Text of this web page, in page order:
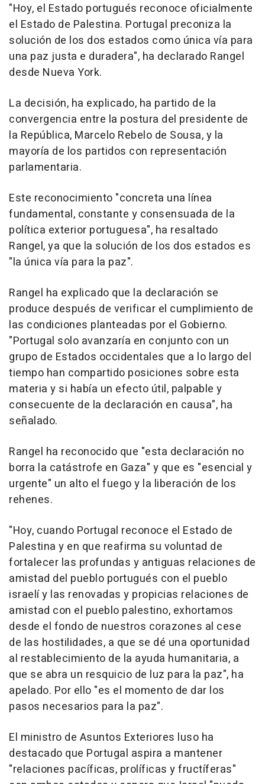
"Hoy, el Estado portugués reconoce oficialmente
el Estado de Palestina. Portugal preconiza la
solución de los dos estados como única vía para
una paz justa e duradera", ha declarado Rangel
desde Nueva York.
La decisión, ha explicado, ha partido de la
convergencia entre la postura del presidente de
la República, Marcelo Rebelo de Sousa, y la
mayoría de los partidos con representación
parlamentaria.
Este reconocimiento "concreta una línea
fundamental, constante y consensuada de la
política exterior portuguesa", ha resaltado
Rangel, ya que la solución de los dos estados es
"la única vía para la paz".
Rangel ha explicado que la declaración se
produce después de verificar el cumplimiento de
las condiciones planteadas por el Gobierno.
"Portugal solo avanzaría en conjunto con un
grupo de Estados occidentales que a lo largo del
tiempo han compartido posiciones sobre esta
materia y si había un efecto útil, palpable y
consecuente de la declaración en causa", ha
señalado.
Rangel ha reconocido que "esta declaración no
borra la catástrofe en Gaza" y que es "esencial y
urgente" un alto el fuego y la liberación de los
rehenes.
"Hoy, cuando Portugal reconoce el Estado de
Palestina y en que reafirma su voluntad de
fortalecer las profundas y antiguas relaciones de
amistad del pueblo portugués con el pueblo
israelí y las renovadas y propicias relaciones de
amistad con el pueblo palestino, exhortamos
desde el fondo de nuestros corazones al cese
de las hostilidades, a que se dé una oportunidad
al restablecimiento de la ayuda humanitaria, a
que se abra un resquicio de luz para la paz", ha
apelado. Por ello "es el momento de dar los
pasos necesarios para la paz".
El ministro de Asuntos Exteriores luso ha
destacado que Portugal aspira a mantener
"relaciones pacíficas, prolíficas y fructíferas"